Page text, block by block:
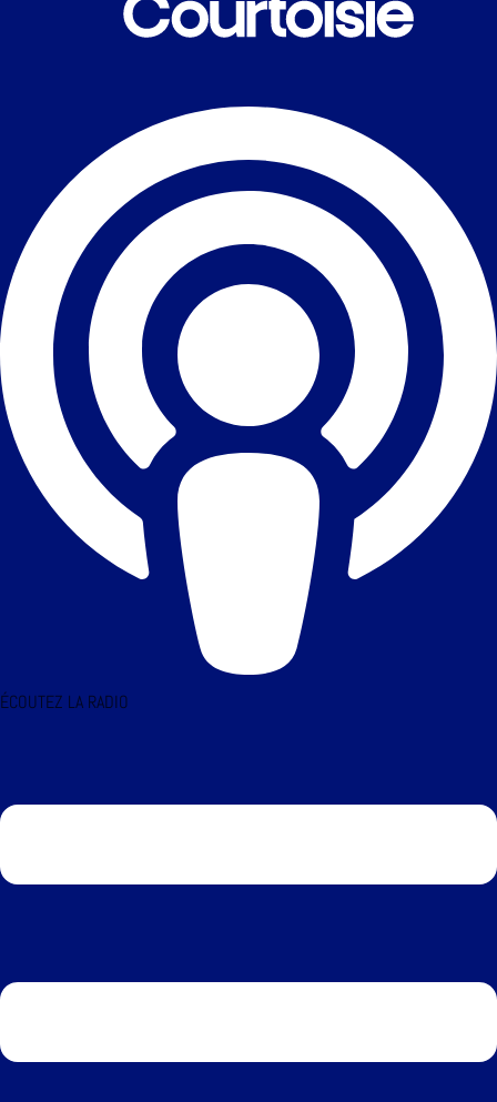
ÉCOUTEZ LA RADIO